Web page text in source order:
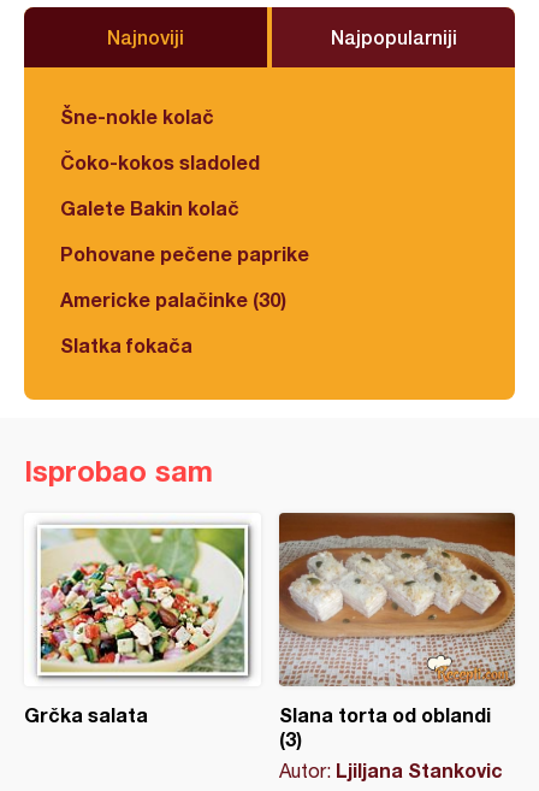
Najnoviji Najpopularniji
Šne-nokle kolač
Čoko-kokos sladoled
Galete Bakin kolač
Pohovane pečene paprike
Americke palačinke (30)
Slatka fokača
Isprobao sam
Grčka salata
Slana torta od oblandi
(3)
Autor: Ljiljana Stankovic